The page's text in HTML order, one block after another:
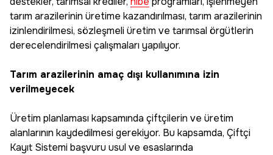
tarım arazilerinin üretime kazandırılması, tarım arazilerinin
izinlendirilmesi, sözleşmeli üretim ve tarımsal örgütlerin
derecelendirilmesi çalışmaları yapılıyor.
Tarım arazilerinin amaç dışı kullanımına izin
verilmeyecek
Üretim planlaması kapsamında çiftçilerin ve üretim
alanlarının kaydedilmesi gerekiyor. Bu kapsamda, Çiftçi
Kayıt Sistemi başvuru usul ve esaslarında